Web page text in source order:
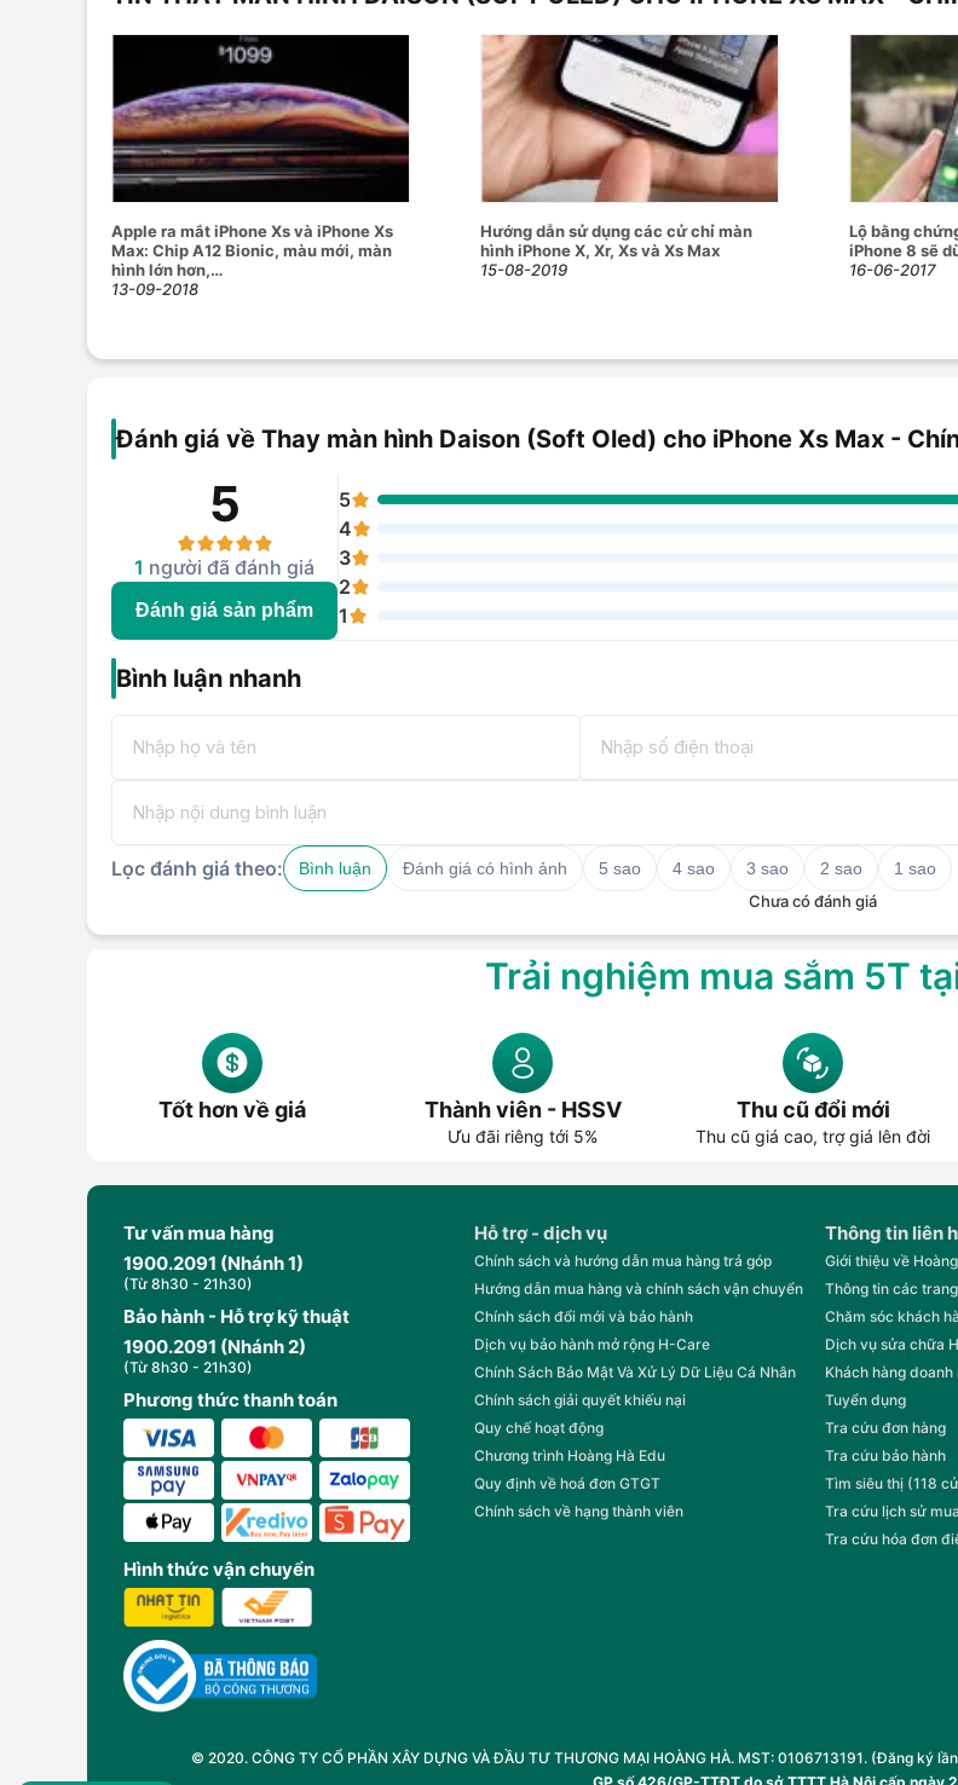
Apple ra mắt iPhone Xs và iPhone Xs
Max: Chip A12 Bionic, màu mới, màn
hình lớn hơn,…
13-09-2018
Hướng dẫn sử dụng các cử chỉ màn
hình iPhone X, Xr, Xs và Xs Max
15-08-2019
Lộ bằng
iPhone 8 sẽ
16-06-2017
Đánh giá về Thay màn hình Daison (Soft Oled) cho iPhone Xs Max -
5
1 người đã đánh giá
Đánh giá sản phẩm
5
4
3
2
1
Bình luận nhanh
Lọc đánh giá theo: Bình luận Đánh giá có hình ảnh 5 sao 4 sao 3 sao 2 sao
1 sao
Chưa có đánh giá
Trải nghiệm mua sắm 5T
Tốt hơn về giá Thành viên - HSSV
Ưu đãi riêng tới 5%
Thu cũ đổi mới
Thu cũ giá cao, trợ giá lên đời
Tư vấn mua hàng
1900.2091 (Nhánh 1)
(Từ 8h30 - 21h30)
Bảo hành - Hỗ trợ kỹ thuật
1900.2091 (Nhánh 2)
(Từ 8h30 - 21h30)
Phương thức thanh toán
Hình thức vận chuyển
Hỗ trợ - dịch vụ
Chính sách và hướng dẫn mua hàng trả góp
Hướng dẫn mua hàng và chính sách vận chuyển
Chính sách đổi mới và bảo hành
Dịch vụ bảo hành mở rộng H-Care
Chính Sách Bảo Mật Và Xử Lý Dữ Liệu Cá Nhân
Chính sách giải quyết khiếu nại
Quy chế hoạt động
Chương trình Hoàng Hà Edu
Quy định về hoá đơn GTGT
Chính sách về hạng thành viên
Thông tin liên
Giới thiệu về
Thông tin các
Chăm sóc khách
Dịch vụ sửa chữa
Khách hàng doanh
Tuyển dụng
Tra cứu đơn hàng
Tra cứu bảo hành
Tìm siêu thị (118
Tra cứu lịch sử
Tra cứu hóa đơn
© 2020. CÔNG TY CỔ PHẦN XÂY DỰNG VÀ ĐẦU TƯ THƯƠNG MẠI HOÀNG HÀ. MST: 0106713191. (Đăng ký